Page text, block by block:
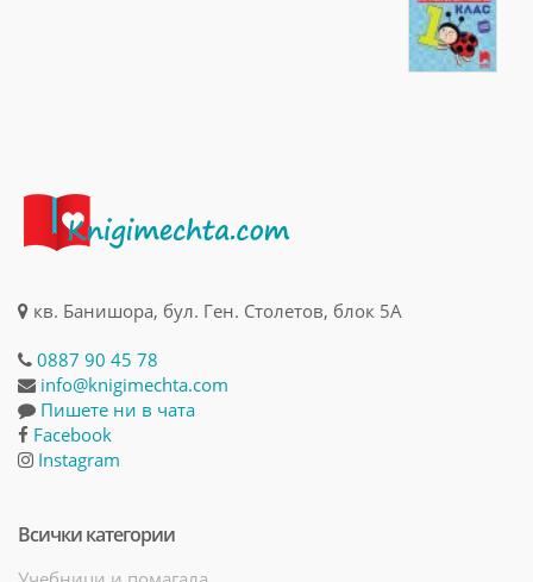
кв. Банишора, бул. Ген. Столетов, блок 5А
0887 90 45 78
info@knigimechta.com
Пишете ни в чата
Facebook
Instagram
Всички категории